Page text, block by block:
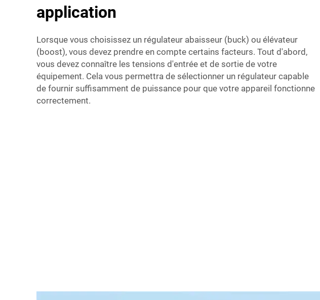
application
Lorsque vous choisissez un régulateur abaisseur (buck) ou élévateur
(boost), vous devez prendre en compte certains facteurs. Tout d'abord,
vous devez connaître les tensions d'entrée et de sortie de votre
équipement. Cela vous permettra de sélectionner un régulateur capable
de fournir suffisamment de puissance pour que votre appareil fonctionne
correctement.